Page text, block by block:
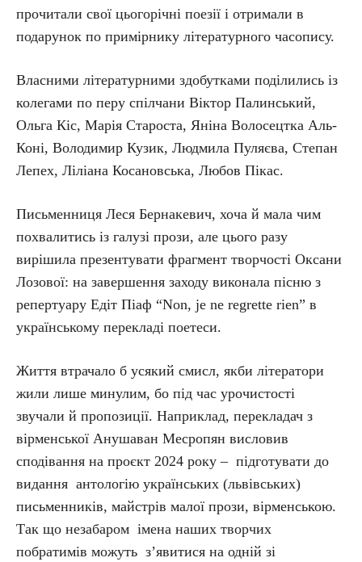
прочитали свої цьогорічні поезії і отримали в
подарунок по примірнику літературного часопису.
Власними літературними здобутками поділились із
колегами по перу спілчани Віктор Палинський,
Ольга Кіс, Марія Староста, Яніна Волосецтка Аль-
Коні, Володимир Кузик, Людмила Пуляєва, Степан
Лепех, Ліліана Косановська, Любов Пікас.
Письменниця Леся Бернакевич, хоча й мала чим
похвалитись із галузі прози, але цього разу
вирішила презентувати фрагмент творчості Оксани
Лозової: на завершення заходу виконала пісню з
репертуару Едіт Піаф “Non, je ne regrette rien” в
українському перекладі поетеси.
Життя втрачало б усякий смисл, якби літератори
жили лише минулим, бо під час урочистості
звучали й пропозиції. Наприклад, перекладач з
вірменської Анушаван Месропян висловив
сподівання на проєкт 2024 року – підготувати до
видання антологію українських (львівських)
письменників, майстрів малої прози, вірменською.
Так що незабаром імена наших творчих
побратимів можуть з’явитися на одній зі